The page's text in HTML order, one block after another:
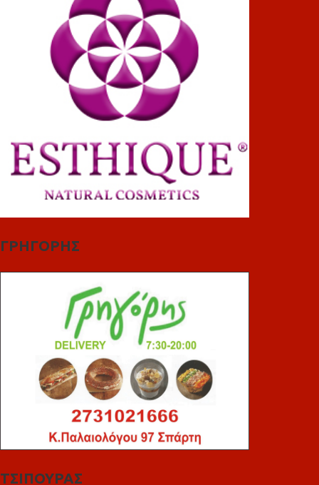
ΓΡΗΓΟΡΗΣ
ΤΣΙΠΟΥΡΑΣ